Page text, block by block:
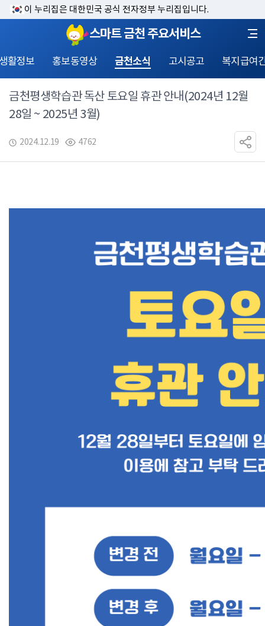
이 누리집은 대한민국 공식 전자정부 누리집입니다.
스마트 금천 주요서비스
활정보 홍보동영상 금천소식 고시공고 복지급여
금천평생학습관 독산 토요일 휴관 안내(2024년 12월
28일 ~ 2025년 3월)
2024.12.19 4762